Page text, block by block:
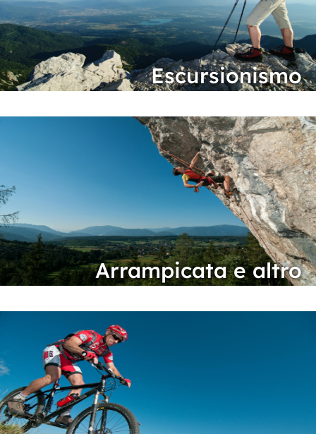
Escursionismo
Arrampicata e altro